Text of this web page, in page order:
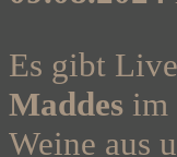
Es gibt
Maddes im
Weine aus